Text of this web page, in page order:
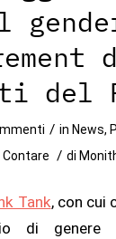
del
/ in News,
Contare / di
Tank, con cui
di genere